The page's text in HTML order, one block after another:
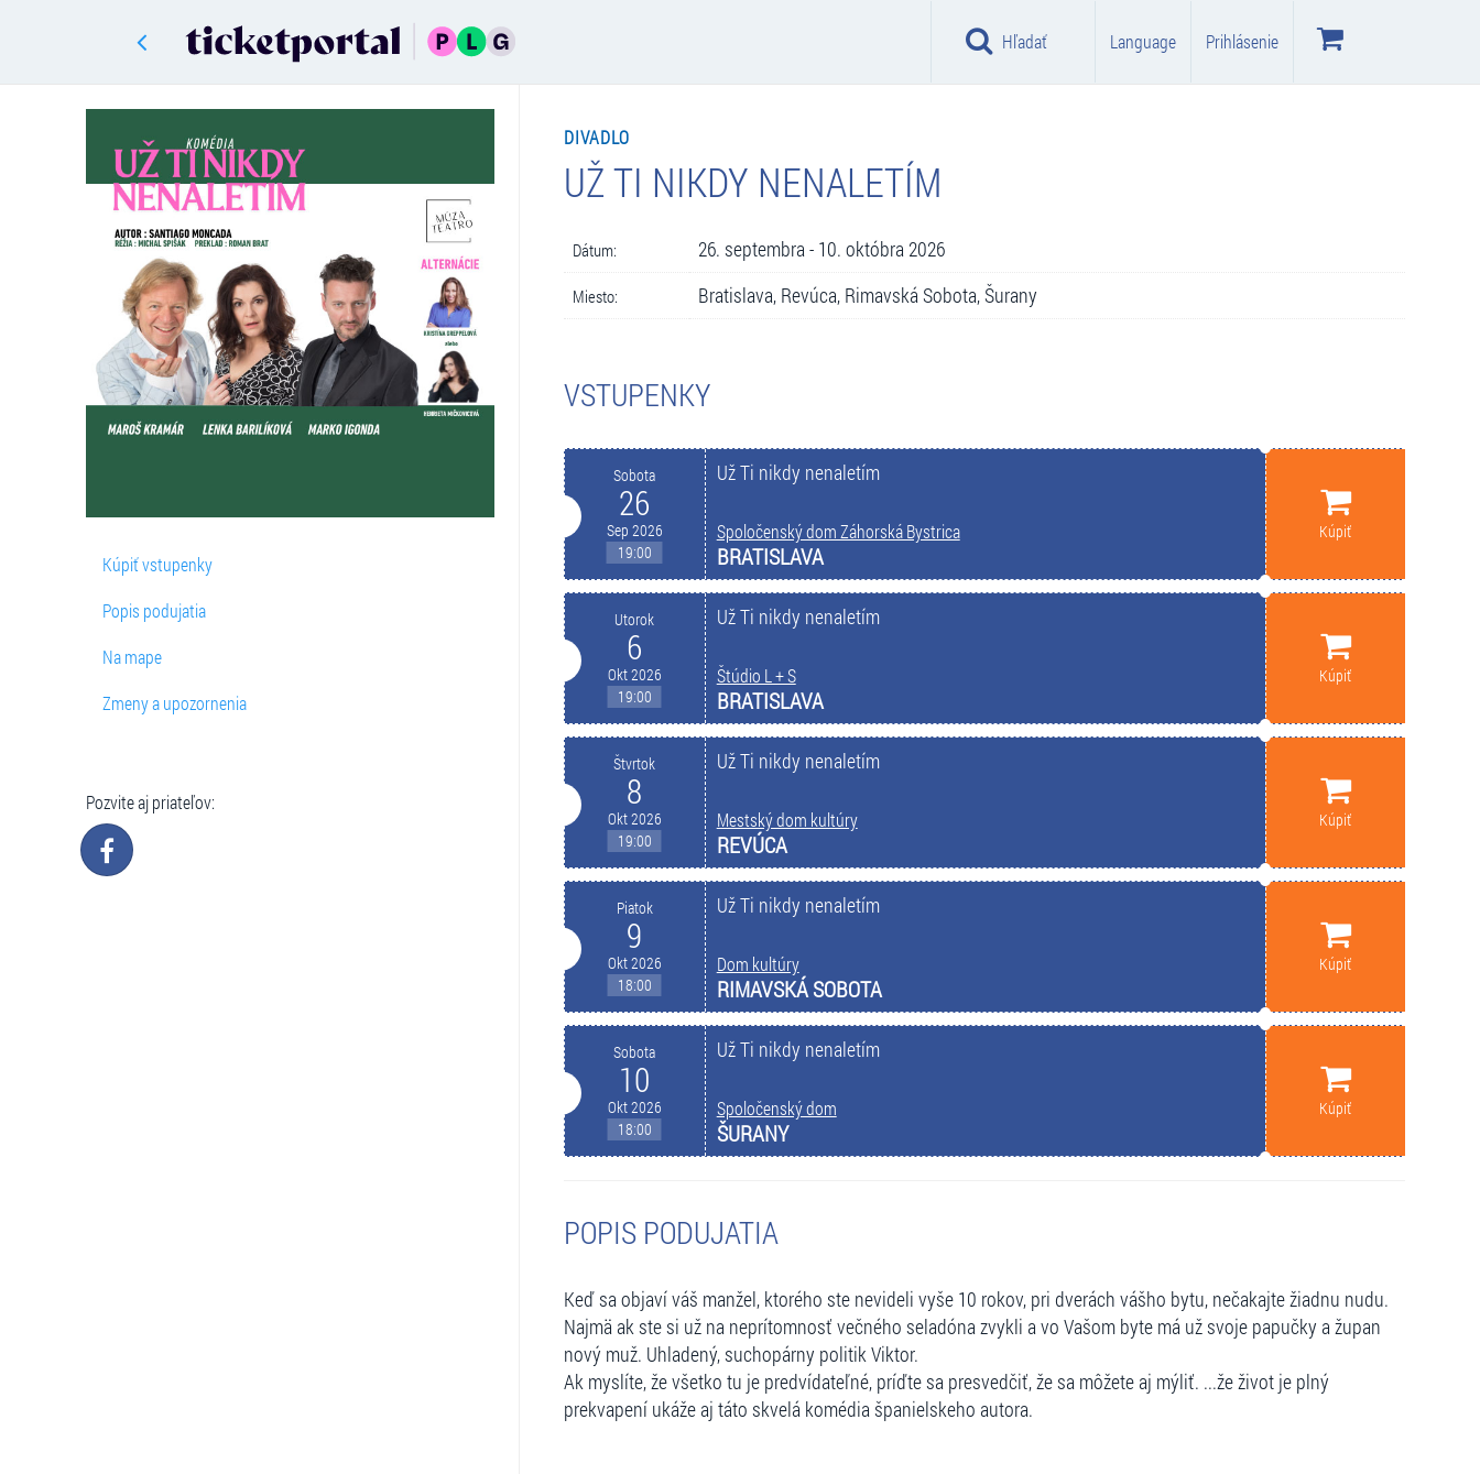
Hľadať Language Prihlásenie
Kúpiť vstupenky
Popis podujatia
Na mape
Zmeny a upozornenia
Pozvite aj priateľov:
DIVADLO
UŽ TI NIKDY NENALETÍM
Dátum: 26. septembra - 10. októbra 2026
Miesto: Bratislava, Revúca, Rimavská Sobota, Šurany
VSTUPENKY
Sobota
26
Sep 2026
19:00
Už Ti nikdy nenaletím
Spoločenský dom Záhorská Bystrica
BRATISLAVA
Kúpiť
Utorok
6
Okt 2026
19:00
Už Ti nikdy nenaletím
Štúdio L + S
BRATISLAVA
Kúpiť
Štvrtok
8
Okt 2026
19:00
Už Ti nikdy nenaletím
Mestský dom kultúry
REVÚCA
Kúpiť
Piatok
9
Okt 2026
18:00
Už Ti nikdy nenaletím
Dom kultúry
RIMAVSKÁ SOBOTA
Kúpiť
Sobota
10
Okt 2026
18:00
Už Ti nikdy nenaletím
Spoločenský dom
ŠURANY
Kúpiť
POPIS PODUJATIA
Keď sa objaví váš manžel, ktorého ste nevideli vyše 10 rokov, pri dverách vášho bytu, nečakajte žiadnu nudu.
Najmä ak ste si už na neprítomnosť večného seladóna zvykli a vo Vašom byte má už svoje papučky a župan
nový muž. Uhladený, suchopárny politik Viktor.
Ak myslíte, že všetko tu je predvídateľné, príďte sa presvedčiť, že sa môžete aj mýliť. ...že život je plný
prekvapení ukáže aj táto skvelá komédia španielskeho autora.